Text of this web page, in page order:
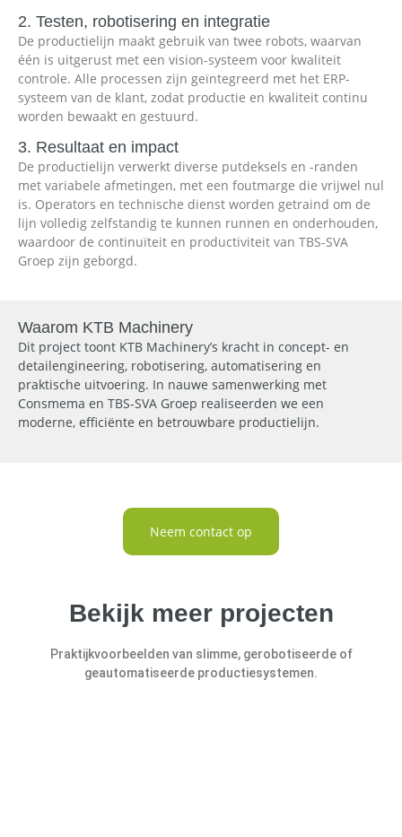
2. Testen, robotisering en integratie
De productielijn maakt gebruik van twee robots, waarvan
één is uitgerust met een vision-systeem voor kwaliteit
controle. Alle processen zijn geïntegreerd met het ERP-
systeem van de klant, zodat productie en kwaliteit continu
worden bewaakt en gestuurd.
3. Resultaat en impact
De productielijn verwerkt diverse putdeksels en -randen
met variabele afmetingen, met een foutmarge die vrijwel nul
is. Operators en technische dienst worden getraind om de
lijn volledig zelfstandig te kunnen runnen en onderhouden,
waardoor de continuïteit en productiviteit van TBS-SVA
Groep zijn geborgd.
Waarom KTB Machinery
Dit project toont KTB Machinery’s kracht in concept- en
detailengineering, robotisering, automatisering en
praktische uitvoering. In nauwe samenwerking met
Consmema en TBS-SVA Groep realiseerden we een
moderne, efficiënte en betrouwbare productielijn.
Neem contact op
Bekijk meer projecten
Praktijkvoorbeelden van slimme, gerobotiseerde of
geautomatiseerde productiesystemen.